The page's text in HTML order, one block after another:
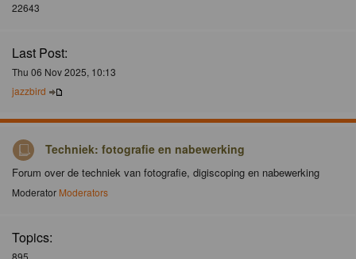
22643
Last Post:
Thu 06 Nov 2025, 10:13
jazzbird
Techniek: fotografie en nabewerking
Forum over de techniek van fotografie, digiscoping en nabewerking
Moderator Moderators
Topics:
895